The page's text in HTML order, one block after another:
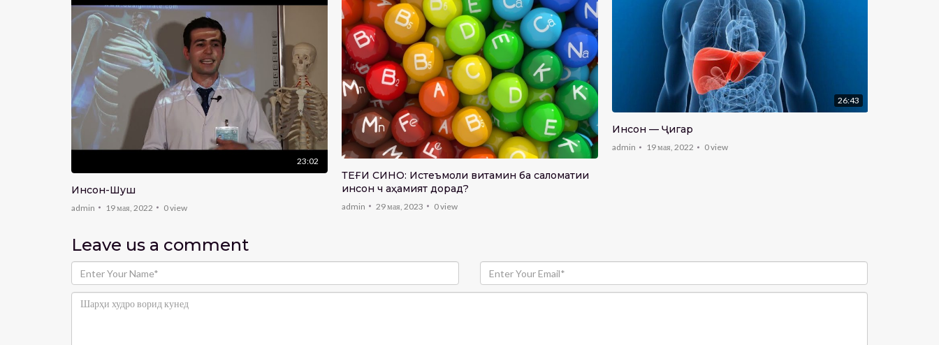
23:02
Инсон-Шуш
admin 19 мая, 2022 0view
ТЕҒИ СИНО: Истеъмоли витамин ба саломатии
инсон чӣ аҳамият дорад?
admin 29 мая, 2023 0view
26:43
Инсон — Ҷигар
admin 19 мая, 2022 0view
Leave us a comment